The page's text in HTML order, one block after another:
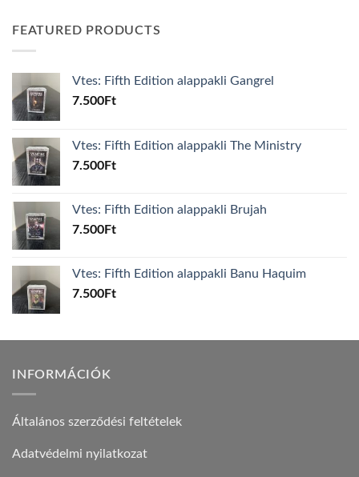
FEATURED PRODUCTS
Vtes: Fifth Edition alappakli Gangrel
7.500Ft
Vtes: Fifth Edition alappakli The Ministry
7.500Ft
Vtes: Fifth Edition alappakli Brujah
7.500Ft
Vtes: Fifth Edition alappakli Banu Haquim
7.500Ft
INFORMÁCIÓK
Általános szerződési feltételek
Adatvédelmi nyilatkozat